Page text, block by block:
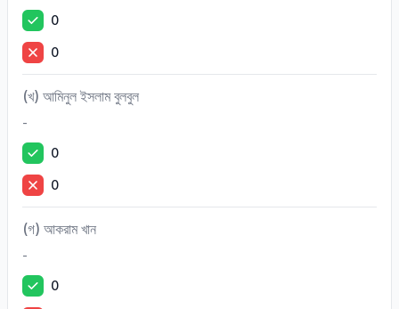
0
0
(খ) আমিনুল ইসলাম বুলবুল
-
0
0
(গ) আকরাম খান
-
0